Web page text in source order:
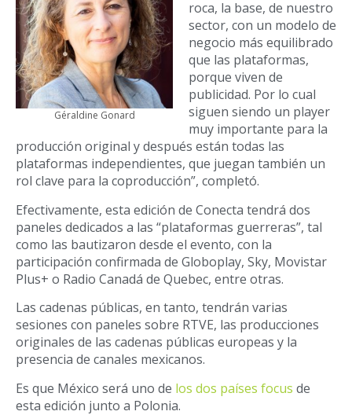
Géraldine Gonard
roca, la base, de nuestro
sector, con un modelo de
negocio más equilibrado
que las plataformas,
porque viven de
publicidad. Por lo cual
siguen siendo un player
muy importante para la
producción original y después están todas las
plataformas independientes, que juegan también un
rol clave para la coproducción”, completó.
Efectivamente, esta edición de Conecta tendrá dos
paneles dedicados a las “plataformas guerreras”, tal
como las bautizaron desde el evento, con la
participación confirmada de Globoplay, Sky, Movistar
Plus+ o Radio Canadá de Quebec, entre otras.
Las cadenas públicas, en tanto, tendrán varias
sesiones con paneles sobre RTVE, las producciones
originales de las cadenas públicas europeas y la
presencia de canales mexicanos.
Es que México será uno de los dos países focus de
esta edición junto a Polonia.